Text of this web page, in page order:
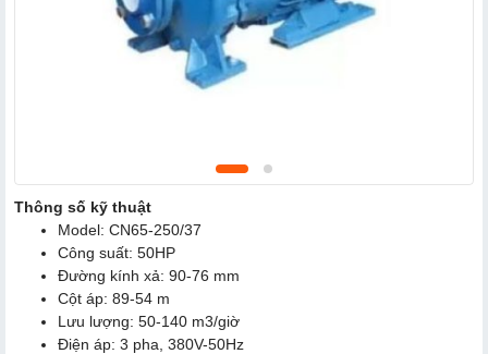
Thông số kỹ thuật
Model: CN65-250/37
Công suất: 50HP
Đường kính xả: 90-76 mm
Cột áp: 89-54 m
Lưu lượng: 50-140 m3/giờ
Điện áp: 3 pha, 380V-50Hz